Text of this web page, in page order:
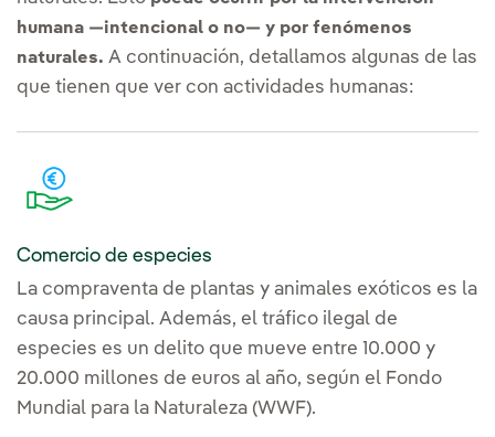
humana —intencional o no— y por fenómenos
naturales. A continuación, detallamos algunas de las
que tienen que ver con actividades humanas:
Comercio de especies
La compraventa de plantas y animales exóticos es la
causa principal. Además, el tráfico ilegal de
especies es un delito que mueve entre 10.000 y
20.000 millones de euros al año, según el Fondo
Mundial para la Naturaleza (WWF).